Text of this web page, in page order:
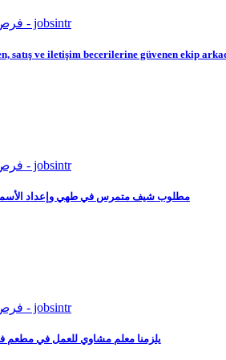
satış ve iletişim becerilerine güvenen ekip
مطلوب شيف متمرس في طهي وإعداد الأسماك
يلزمنا معلم مشاوي للعمل في مطعم